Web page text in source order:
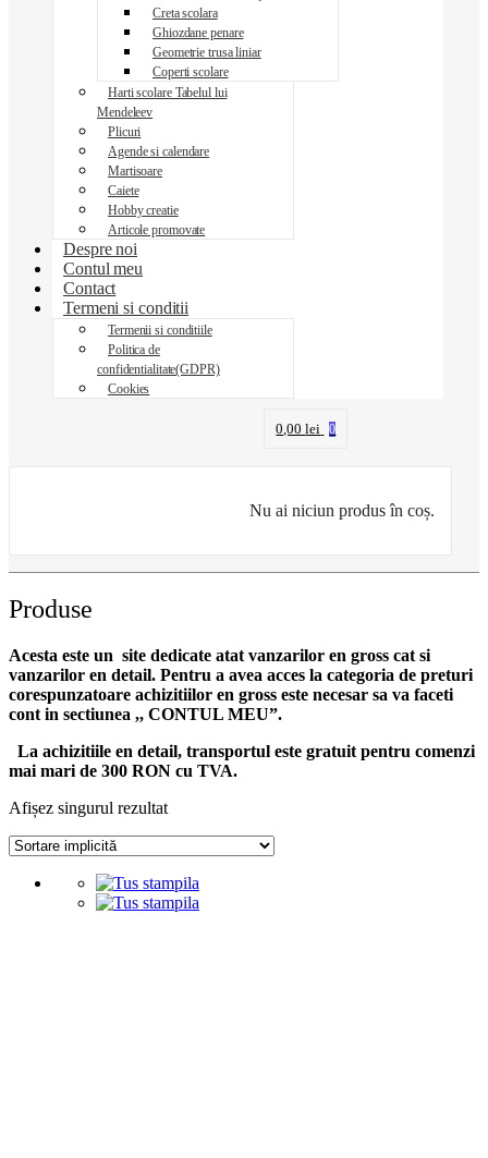
Creta scolara
Ghiozdane penare
Geometrie trusa liniar
Coperti scolare
Harti scolare Tabelul lui
Mendeleev
Plicuri
Agende si calendare
Martisoare
Caiete
Hobby creatie
Articole promovate
Despre noi
Contul meu
Contact
Termeni si conditii
Termenii si conditiile
Politica de
confidentialitate(GDPR)
Cookies
0,00lei 0
Nu ai niciun produs în coș.
Produse
Acesta este un site dedicate atat vanzarilor en gross cat si
vanzarilor en detail. Pentru a avea acces la categoria de preturi
corespunzatoare achizitiilor en gross este necesar sa va faceti
cont in sectiunea ,, CONTUL MEU”.
La achizitiile en detail, transportul este gratuit pentru comenzi
mai mari de 300 RON cu TVA.
Afișez singurul rezultat